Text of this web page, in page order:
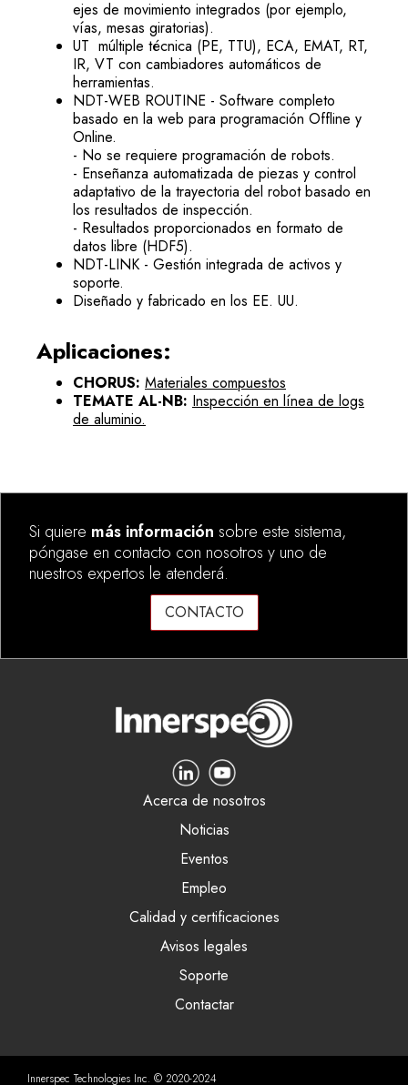
ejes de movimiento integrados (por ejemplo,
vías, mesas giratorias).
UT múltiple técnica (PE, TTU), ECA, EMAT, RT,
IR, VT con cambiadores automáticos de
herramientas.
NDT-WEB ROUTINE - Software completo
basado en la web para programación Offline y
Online.
- No se requiere programación de robots.
- Enseñanza automatizada de piezas y control
adaptativo de la trayectoria del robot basado en
los resultados de inspección.
- Resultados proporcionados en formato de
datos libre (HDF5).
NDT-LINK - Gestión integrada de activos y
soporte.
Diseñado y fabricado en los EE. UU.
Aplicaciones:
CHORUS: Materiales compuestos
TEMATE AL-NB: Inspección en línea de logs
de aluminio.
Si quiere más información sobre este sistema,
póngase en contacto con nosotros y uno de
nuestros expertos le atenderá.
CONTACTO
Acerca de nosotros
Noticias
Eventos
Empleo
Calidad y certificaciones
Avisos legales
Soporte
Contactar
Innerspec Technologies Inc. © 2020-2024